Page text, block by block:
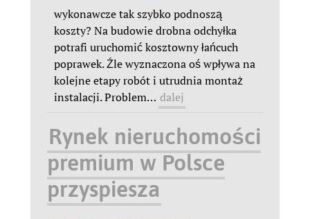
wykonawcze tak szybko podnoszą
koszty? Na budowie drobna odchyłka
potrafi uruchomić kosztowny łańcuch
poprawek. Źle wyznaczona oś wpływa na
kolejne etapy robót i utrudnia montaż
instalacji. Problem… dalej
Rynek nieruchomości
premium w Polsce
przyspiesza